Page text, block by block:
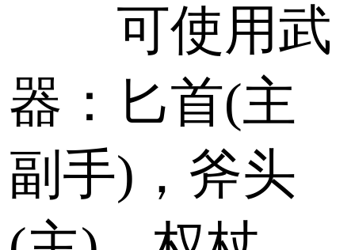
可使用武
器：匕首(主
副手)，斧头